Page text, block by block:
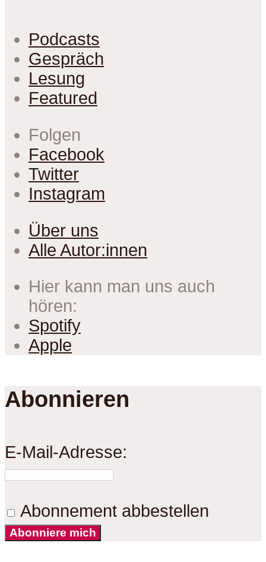
Podcasts
Gespräch
Lesung
Featured
Folgen
Facebook
Twitter
Instagram
Über uns
Alle Autor:innen
Hier kann man uns auch
hören:
Spotify
Apple
Abonnieren
E-Mail-Adresse:
Abonnement abbestellen
Abonniere mich